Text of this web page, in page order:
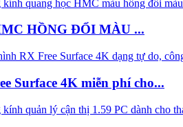
HỒNG ĐỔI MÀU ...
Surface 4K miễn phí cho...